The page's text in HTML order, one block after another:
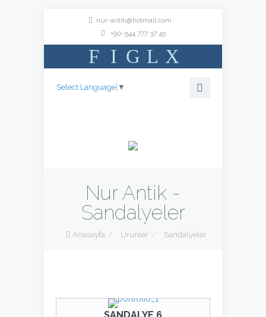
nur-antik@hotmail.com
+90-544 777 37 45
F I G L X
Select Language ▼
Nur Antik -
Sandalyeler
Anasayfa / Ürünler / Sandalyeler
SANDALYE 6